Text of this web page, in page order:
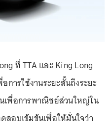
ที่ TTA และ King Long
ารใช้งานระยะสั้นถึงระยะ
เพื่อการพาณิชย์ส่วนใหญ่ใน
สอบเข้มข้นเพื่อให้มั่นใจว่า